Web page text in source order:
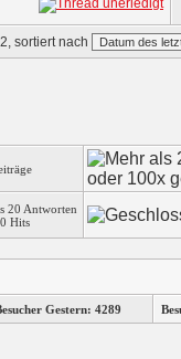
sortiert nach
20 Antworten
Hits
Gestern: 4289